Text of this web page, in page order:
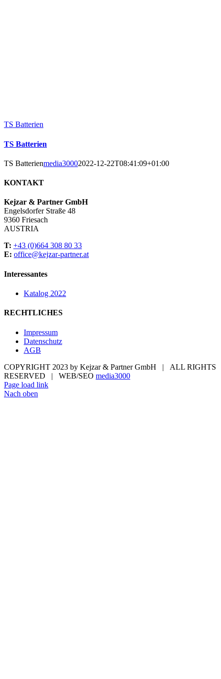
TS Batterien
TS Batterien
TS Batterienmedia30002022-12-22T08:41:09+01:00
KONTAKT
Kejzar & Partner GmbH
Engelsdorfer Straße 48
9360 Friesach
AUSTRIA
T: +43 (0)664 308 80 33
E: office@kejzar-partner.at
Interessantes
Katalog 2022
RECHTLICHES
Impressum
Datenschutz
AGB
COPYRIGHT 2023 by Kejzar & Partner GmbH | ALL RIGHTS
RESERVED | WEB/SEO media3000
Page load link
Nach oben